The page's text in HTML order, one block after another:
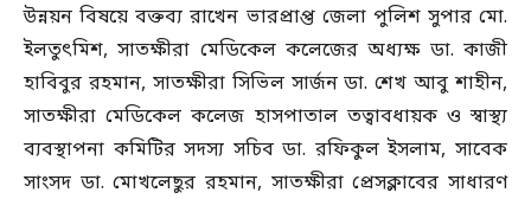
উন্নয়ন বিষয়ে বক্তব্য রাখেন ভারপ্রাপ্ত জেলা পুলিশ সুপার মো.
ইলতুৎমিশ, সাতক্ষীরা মেডিকেল কলেজের অধ্যক্ষ ডা. কাজী
হাবিবুর রহমান, সাতক্ষীরা সিভিল সার্জন ডা. শেখ আবু শাহীন,
সাতক্ষীরা মেডিকেল কলেজ হাসপাতাল তত্বাবধায়ক ও স্বাস্থ্য
ব্যবস্থাপনা কমিটির সদস্য সচিব ডা. রফিকুল ইসলাম, সাবেক
সাংসদ ডা. মোখলেছুর রহমান, সাতক্ষীরা প্রেসক্লাবের সাধারণ